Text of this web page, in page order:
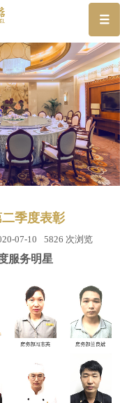
二季度表彰
07-10 5826 次浏览
服务明星